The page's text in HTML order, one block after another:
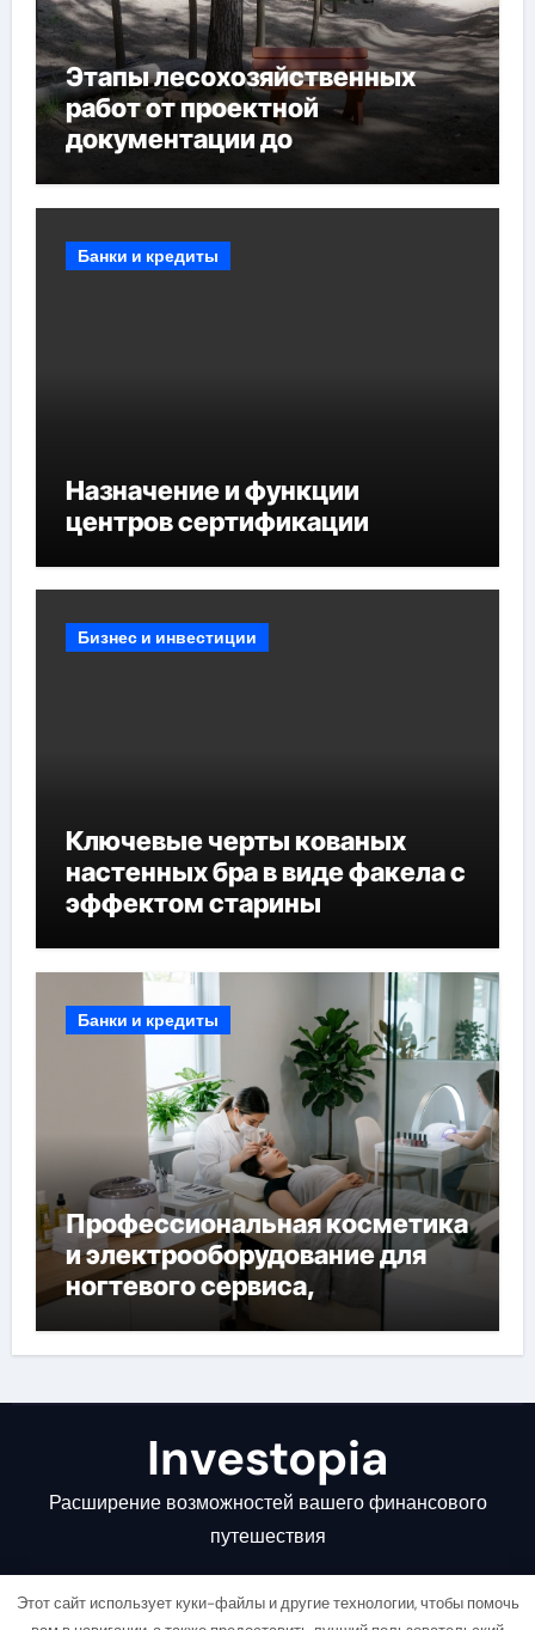
Этапы лесохозяйственных
работ от проектной
документации до
мероприятий и обустройства
Банки и кредиты
Назначение и функции
центров сертификации
Бизнес и инвестиции
Ключевые черты кованых
настенных бра в виде факела с
эффектом старины
Банки и кредиты
Профессиональная косметика
и электрооборудование для
ногтевого сервиса,
наращивания ресниц и
депиляции
Investopia
Расширение возможностей вашего финансового
путешествия
Этот сайт использует куки-файлы и другие технологии, чтобы помочь